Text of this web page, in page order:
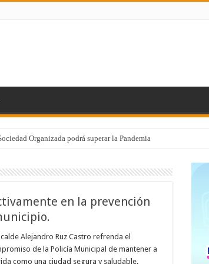
Organizada podrá superar la Pandemia
en la prevención
Alejandro Ruz Castro refrenda el
de la Policía Municipal de mantener a
como una ciudad segura y saludable.